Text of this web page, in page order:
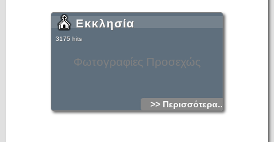
Φωτογραφίες Προσεχώς
Εκκλησία
3175 hits
>> Περισσότερα...